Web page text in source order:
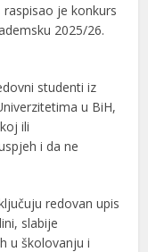
raspisao je konkurs
2025/26.
studenti iz
u BiH,
ili
i da ne
redovan upis
slabije
u školovanju i